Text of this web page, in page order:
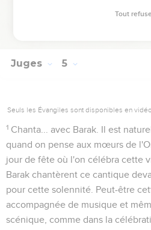
Juges 5
Seuls les Évangiles sont disponibles en
1 Chanta... avec Barak . Il est
quand on pense aux mœurs de
jour de fête où l'on célébra cette
Barak chantèrent ce cantique
pour cette solennité. Peut-être
accompagnée de musique et
scénique, comme dans la
Tout